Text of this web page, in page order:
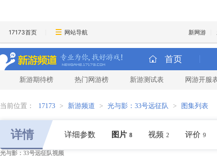
17173首页 网站导航 新网游
首页
新游期待榜 热门网游榜 新游测试表 网游开服
当前位置： 17173 > 新游频道 > 光与影：33号远征队 > 图集列表
详情 详细参数 图片 8 视频 2 评价 9
光与影：33号远征队视频